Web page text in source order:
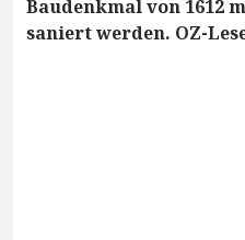
Baudenkmal von 1612
saniert werden. OZ-